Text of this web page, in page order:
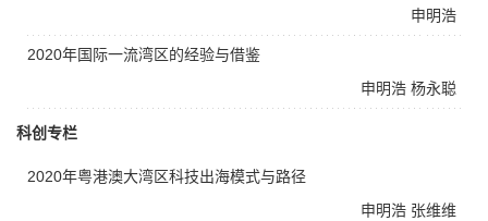
申明浩
申明浩 杨永聪
2020年国际一流湾区的经验与借鉴
科创专栏
申明浩 张维维
2020年粤港澳大湾区科技出海模式与路径